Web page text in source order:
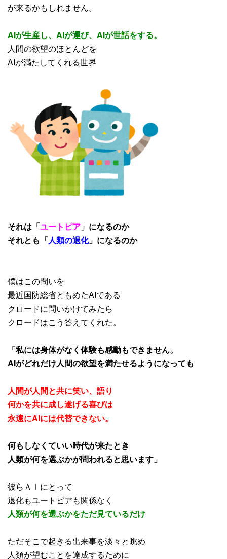
が来るかもしれません。
AIが生産し、AIが運び、AIが世話をする。
人間の欲望のほとんどを
AIが満たしてくれる世界
それは「ユートピア 」になるのか
それとも「人類の退化」になるのか
僕はこの問いを
最近国防総省ともめたAIである
クロードに問いかけてみたら
クロードはこう答えてくれた。
「私には身体がなく体験も感動もできません。
AIがどれだけ人間の欲望を満たせるようになっても
人間が人間と共に笑い、語り
何かを共に成し遂げる喜びは
永遠にAIには代替できない。
何もしなくていい時代が来たとき
人類が何を選ぶかが問われると思います」
彼らＡＩにとって
退化もユートピアも関係なく
人類が何を選ぶかをただ見ているだけ
ただそこで起きる出来事を淡々と眺め
人類が望むことを達成するために